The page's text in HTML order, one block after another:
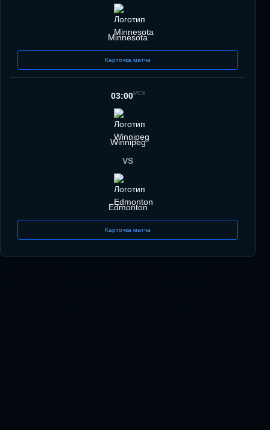
Minnesota
Карточка матча
03:00МСК
Winnipeg
VS
Edmonton
Карточка матча